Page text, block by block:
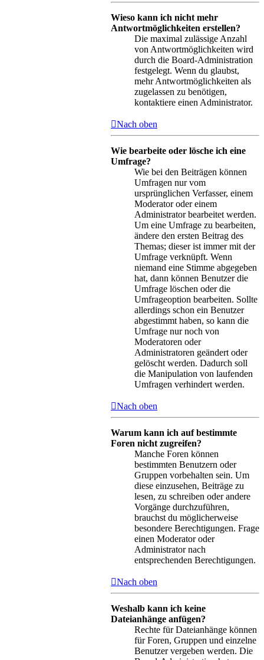
Wieso kann ich nicht mehr
Antwortmöglichkeiten erstellen?
Die maximal zulässige Anzahl
von Antwortmöglichkeiten wird
durch die Board-Administration
festgelegt. Wenn du glaubst,
mehr Antwortmöglichkeiten als
zugelassen zu benötigen,
kontaktiere einen Administrator.
Nach oben
Wie bearbeite oder lösche ich eine
Umfrage?
Wie bei den Beiträgen können
Umfragen nur vom
ursprünglichen Verfasser, einem
Moderator oder einem
Administrator bearbeitet werden.
Um eine Umfrage zu bearbeiten,
ändere den ersten Beitrag des
Themas; dieser ist immer mit der
Umfrage verknüpft. Wenn
niemand eine Stimme abgegeben
hat, dann können Benutzer die
Umfrage löschen oder die
Umfrageoption bearbeiten. Sollte
allerdings schon ein Benutzer
abgestimmt haben, so kann die
Umfrage nur noch von
Moderatoren oder
Administratoren geändert oder
gelöscht werden. Dadurch soll
die Manipulation von laufenden
Umfragen verhindert werden.
Nach oben
Warum kann ich auf bestimmte
Foren nicht zugreifen?
Manche Foren können
bestimmten Benutzern oder
Gruppen vorbehalten sein. Um
diese einzusehen, Beiträge zu
lesen, zu schreiben oder andere
Vorgänge durchzuführen,
brauchst du möglicherweise
besondere Berechtigungen. Frage
einen Moderator oder
Administrator nach
entsprechenden Berechtigungen.
Nach oben
Weshalb kann ich keine
Dateianhänge anfügen?
Rechte für Dateianhänge können
für Foren, Gruppen und einzelne
Benutzer vergeben werden. Die